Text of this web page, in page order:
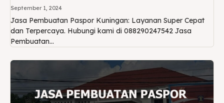
September 1, 2024
Jasa Pembuatan Paspor Kuningan: Layanan Super Cepat
dan Terpercaya. Hubungi kami di 088290247542 Jasa
Pembuatan...